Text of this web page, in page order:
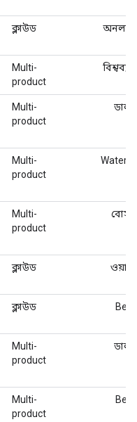
ক্লাউড
Multi-
product
Multi-
product
Multi-
product
Multi-
product
ক্লাউড
ক্লাউড
Multi-
product
Multi-
product